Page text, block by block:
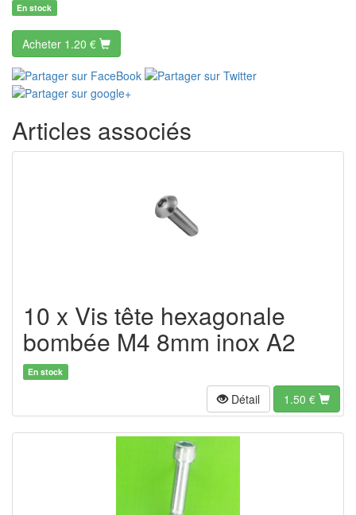
En stock
Acheter 1.20 €
Articles associés
10 x Vis tête hexagonale
bombée M4 8mm inox A2
En stock
Détail 1.50 €